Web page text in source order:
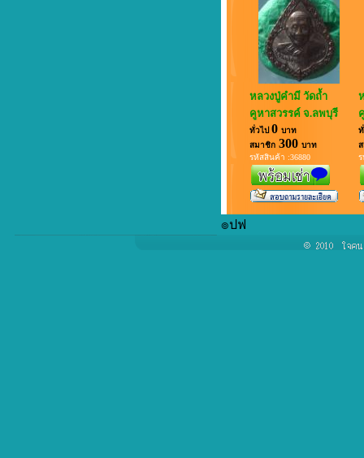
หลวงปู่คำมี วัดถ้ำ
คูหาสวรรค์ จ.ลพบุรี
ทั่วไป 0 บาท
สมาชิก 300 บาท
รหัสสินค้า :36880
๏ปฟ